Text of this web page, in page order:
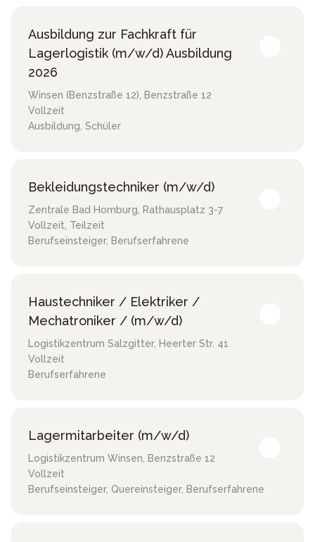
Ausbildung zur Fachkraft für
Lagerlogistik (m/w/d) Ausbildung
2026
Winsen (Benzstraße 12), Benzstraße 12
Vollzeit
Ausbildung, Schüler
Bekleidungstechniker (m/w/d)
Zentrale Bad Homburg, Rathausplatz 3-7
Vollzeit, Teilzeit
Berufseinsteiger, Berufserfahrene
Haustechniker / Elektriker /
Mechatroniker / (m/w/d)
Logistikzentrum Salzgitter, Heerter Str. 41
Vollzeit
Berufserfahrene
Lagermitarbeiter (m/w/d)
Logistikzentrum Winsen, Benzstraße 12
Vollzeit
Berufseinsteiger, Quereinsteiger, Berufserfahrene